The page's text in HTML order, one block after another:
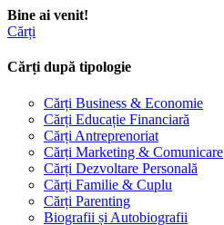
Bine ai venit!
Cărți
Cărți după tipologie
Cărți Business & Economie
Cărți Educație Financiară
Cărți Antreprenoriat
Cărți Marketing & Comunicare
Cărți Dezvoltare Personală
Cărți Familie & Cuplu
Cărți Parenting
Biografii și Autobiografii